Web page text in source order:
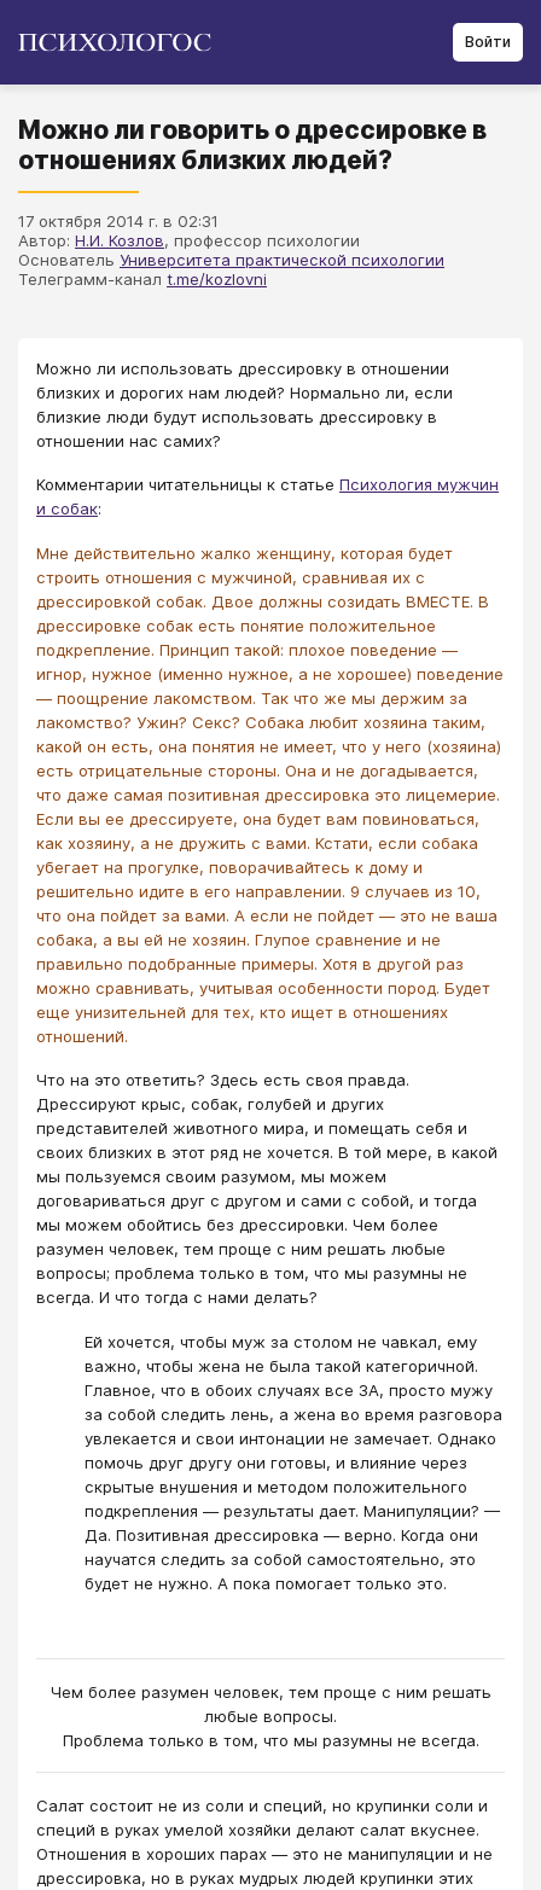
Войти
Можно ли говорить о дрессировке в
отношениях близких людей?
17 октября 2014 г. в 02:31
Автор: Н.И. Козлов, профессор психологии
Основатель Университета практической психологии
Телеграмм-канал t.me/kozlovni
Можно ли использовать дрессировку в отношении
близких и дорогих нам людей? Нормально ли, если
близкие люди будут использовать дрессировку в
отношении нас самих?
Комментарии читательницы к статье Психология мужчин
и собак:
Мне действительно жалко женщину, которая будет
строить отношения с мужчиной, сравнивая их с
дрессировкой собак. Двое должны созидать ВМЕСТЕ. В
дрессировке собак есть понятие положительное
подкрепление. Принцип такой: плохое поведение —
игнор, нужное (именно нужное, а не хорошее) поведение
— поощрение лакомством. Так что же мы держим за
лакомство? Ужин? Секс? Собака любит хозяина таким,
какой он есть, она понятия не имеет, ​что у него (хозяина)
есть отрицательные стороны. Она и не догадывается,
что даже самая позитивная дрессировка это лицемерие.
Если вы ее дрессируете, она будет вам повиноваться,
как хозяину, а не дружить с вами. Кстати, если собака
убегает на прогулке, поворачивайтесь к дому и
решительно идите в его направлении. 9 случаев из 10,
что она пойдет за вами. А если не пойдет — это не ваша
собака, а вы ей не хозяин. Глупое сравнение и не
правильно подобранные примеры. Хотя в другой раз
можно сравнивать, учитывая особенности пород. Будет
еще унизительней для тех, кто ищет в отношениях
отношений.
Что на это ответить? Здесь есть своя правда.
Дрессируют крыс, собак, голубей и других
представителей животного мира, и помещать себя и
своих близких в этот ряд не хочется. В той мере, в какой
мы пользуемся своим разумом, мы можем
договариваться друг с другом и сами с собой, и тогда
мы можем обойтись без дрессировки. Чем более
разумен человек, тем проще с ним решать любые
вопросы; проблема только в том, что мы разумны не
всегда. И что тогда с нами делать?
Ей хочется, чтобы муж за столом не чавкал, ему
важно, чтобы жена не была такой категоричной.
Главное, что в обоих случаях все ЗА, просто мужу
за собой следить лень, а жена во время разговора
увлекается и свои интонации не замечает. Однако
помочь друг другу они готовы, и влияние через
скрытые внушения и методом положительного
подкрепления — результаты дает. Манипуляции? —
Да. Позитивная дрессировка — верно. Когда они
научатся следить за собой самостоятельно, это
будет не нужно. А пока помогает только это.
Чем более разумен человек, тем проще с ним решать
любые вопросы.
Проблема только в том, что мы разумны не всегда.
Салат состоит не из соли и специй, но крупинки соли и
специй в руках умелой хозяйки делают салат вкуснее.
Отношения в хороших парах — это не манипуляции и не
дрессировка, но в руках мудрых людей крупинки этих